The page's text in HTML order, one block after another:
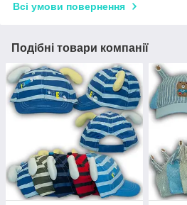
Всі умови повернення
Подібні товари компанії